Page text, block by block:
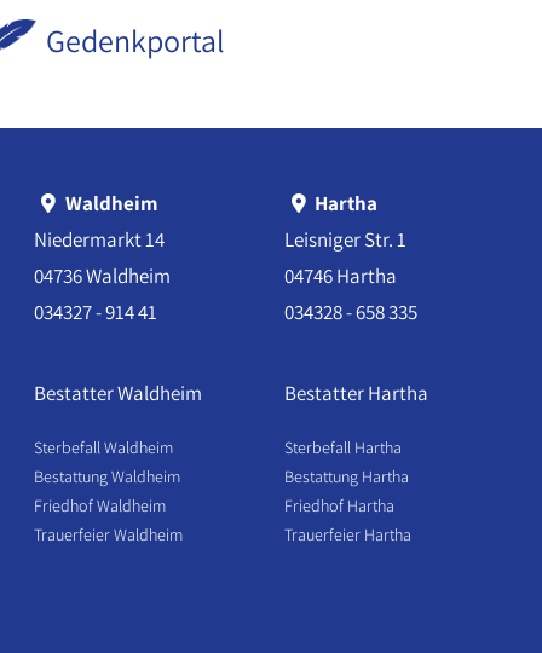
Gedenkportal
Waldheim
Niedermarkt 14
04736 Waldheim
034327 - 914 41
Hartha
Leisniger Str. 1
04746 Hartha
034328 - 658 335
Bestatter Waldheim
Sterbefall Waldheim
Bestattung Waldheim
Friedhof Waldheim
Trauerfeier Waldheim
Bestatter Hartha
Sterbefall Hartha
Bestattung Hartha
Friedhof Hartha
Trauerfeier Hartha